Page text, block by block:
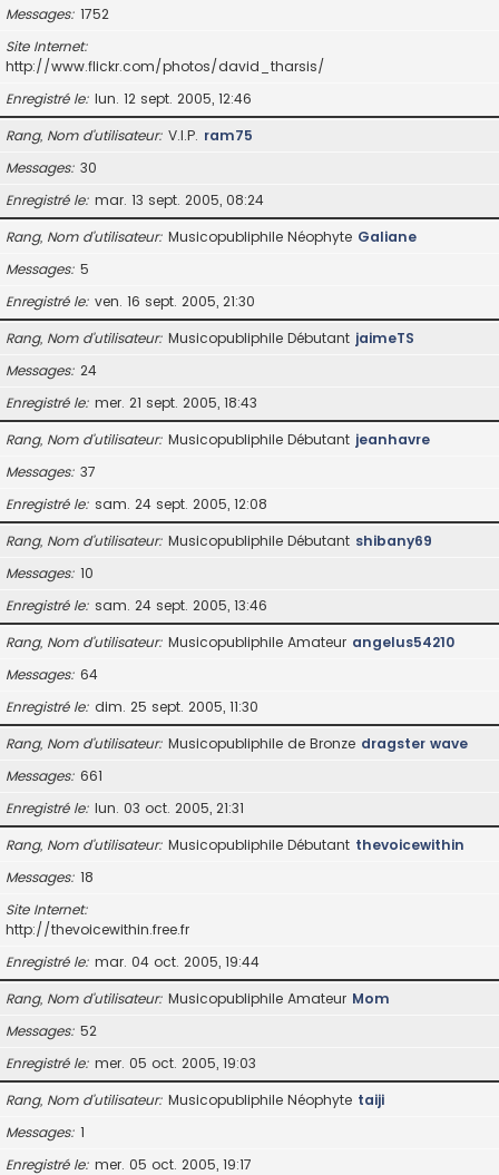
Messages 1752
Site Internet
http://www.flickr.com/photos/david_tharsis/
Enregistré le lun. 12 sept. 2005, 12:46
Rang, Nom d’utilisateur V.I.P. ram75
Messages 30
Enregistré le mar. 13 sept. 2005, 08:24
Rang, Nom d’utilisateur Musicopubliphile Néophyte Galiane
Messages 5
Enregistré le ven. 16 sept. 2005, 21:30
Rang, Nom d’utilisateur Musicopubliphile Débutant jaimeTS
Messages 24
Enregistré le mer. 21 sept. 2005, 18:43
Rang, Nom d’utilisateur Musicopubliphile Débutant jeanhavre
Messages 37
Enregistré le sam. 24 sept. 2005, 12:08
Rang, Nom d’utilisateur Musicopubliphile Débutant shibany69
Messages 10
Enregistré le sam. 24 sept. 2005, 13:46
Rang, Nom d’utilisateur Musicopubliphile Amateur angelus54210
Messages 64
Enregistré le dim. 25 sept. 2005, 11:30
Rang, Nom d’utilisateur Musicopubliphile de Bronze dragster wave
Messages 661
Enregistré le lun. 03 oct. 2005, 21:31
Rang, Nom d’utilisateur Musicopubliphile Débutant thevoicewithin
Messages 18
Site Internet
http://thevoicewithin.free.fr
Enregistré le mar. 04 oct. 2005, 19:44
Rang, Nom d’utilisateur Musicopubliphile Amateur Mom
Messages 52
Enregistré le mer. 05 oct. 2005, 19:03
Rang, Nom d’utilisateur Musicopubliphile Néophyte taiji
Messages 1
Enregistré le mer. 05 oct. 2005, 19:17